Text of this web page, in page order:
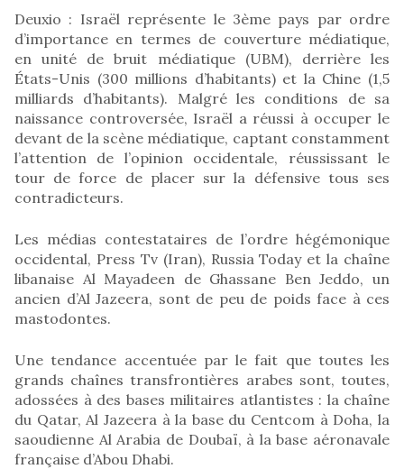
Deuxio : Israël représente le 3ème pays par ordre
d’importance en termes de couverture médiatique,
en unité de bruit médiatique (UBM), derrière les
États-Unis (300 millions d’habitants) et la Chine (1,5
milliards d’habitants). Malgré les conditions de sa
naissance controversée, Israël a réussi à occuper le
devant de la scène médiatique, captant constamment
l’attention de l’opinion occidentale, réussissant le
tour de force de placer sur la défensive tous ses
contradicteurs.
Les médias contestataires de l’ordre hégémonique
occidental, Press Tv (Iran), Russia Today et la chaîne
libanaise Al Mayadeen de Ghassane Ben Jeddo, un
ancien d’Al Jazeera, sont de peu de poids face à ces
mastodontes.
Une tendance accentuée par le fait que toutes les
grands chaînes transfrontières arabes sont, toutes,
adossées à des bases militaires atlantistes : la chaîne
du Qatar, Al Jazeera à la base du Centcom à Doha, la
saoudienne Al Arabia de Doubaï, à la base aéronavale
française d’Abou Dhabi.